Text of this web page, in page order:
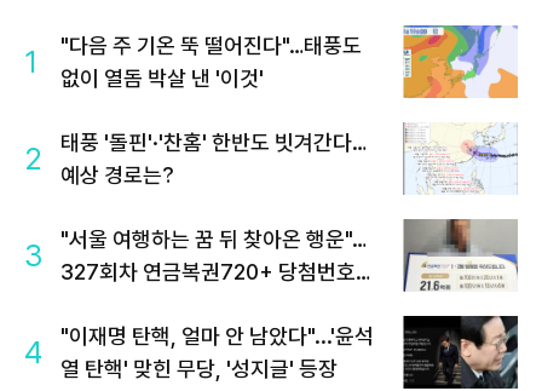
1
"다음 주 기온 뚝 떨어진다"…태풍도
없이 열돔 박살 낸 '이것'
2
태풍 '돌핀'·'찬홈' 한반도 빗겨간다…
예상 경로는?
3
"서울 여행하는 꿈 뒤 찾아온 행운"…
327회차 연금복권720+ 당첨번호조
4
"이재명 탄핵, 얼마 안 남았다"...'윤석
열 탄핵' 맞힌 무당, '성지글' 등장